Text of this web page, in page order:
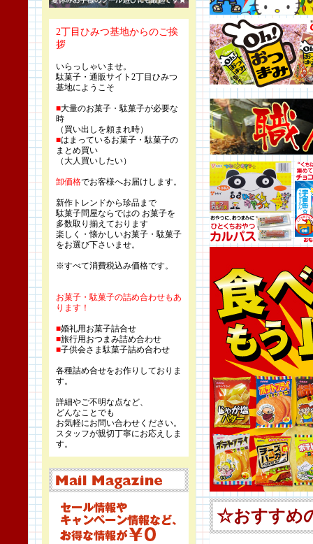
2丁目ひみつ基地からのご挨
拶
いらっしゃいませ。
駄菓子・通販サイト2丁目ひみつ
基地にようこそ
■大量のお菓子・駄菓子が必要な
時
（買い出しを頼まれ時）
■はまっているお菓子・駄菓子の
まとめ買い
（大人買いしたい）
卸価格でお客様へお届けします。
新作トレンドから珍品まで
駄菓子問屋ならではの お菓子を
多数取り揃えております
楽しく・懐かしいお菓子・駄菓子
をお選び下さいませ。
※すべて消費税込み価格です。
お菓子・駄菓子の詰め合わせもあ
ります！
■婚礼用お菓子詰合せ
■旅行用おつまみ詰め合わせ
■子供会さま駄菓子詰め合わせ
各種詰め合せをお作りしておりま
す。
詳細やご不明な点など、
どんなことでも
お気軽にお問い合わせください。
スタッフが親切丁寧にお応えしま
す。